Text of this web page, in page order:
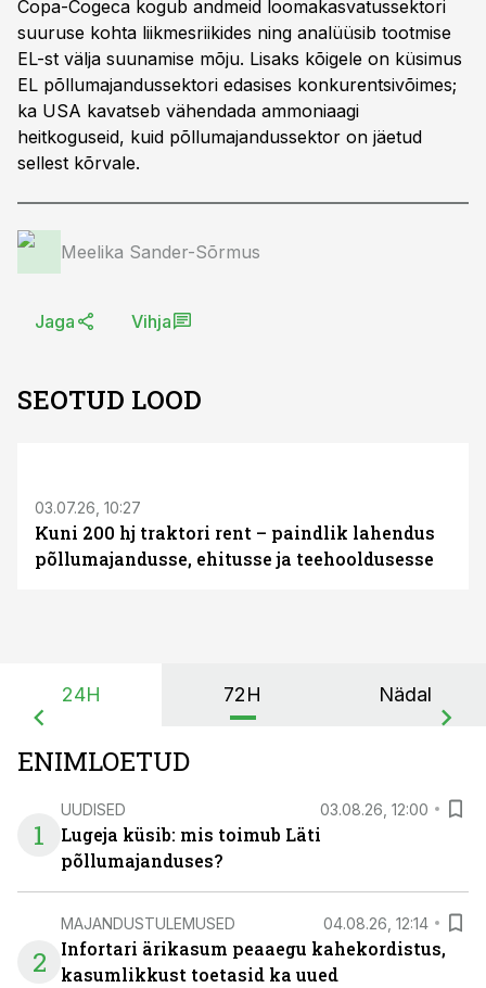
Copa-Cogeca kogub andmeid loomakasvatussektori
suuruse kohta liikmesriikides ning analüüsib tootmise
EL-st välja suunamise mõju. Lisaks kõigele on küsimus
EL põllumajandussektori edasises konkurentsivõimes;
ka USA kavatseb vähendada ammoniaagi
heitkoguseid, kuid põllumajandussektor on jäetud
sellest kõrvale.
Meelika Sander-Sõrmus
Jaga Vihja
SEOTUD LOOD
03.07.26, 10:27
Kuni 200 hj traktori rent – paindlik lahendus
põllumajandusse, ehitusse ja teehooldusesse
24H 72H Nädal
ENIMLOETUD
1
UUDISED 03.08.26, 12:00
Lugeja küsib: mis toimub Läti
põllumajanduses?
2
MAJANDUSTULEMUSED 04.08.26, 12:14
Infortari ärikasum peaaegu kahekordistus,
kasumlikkust toetasid ka uued